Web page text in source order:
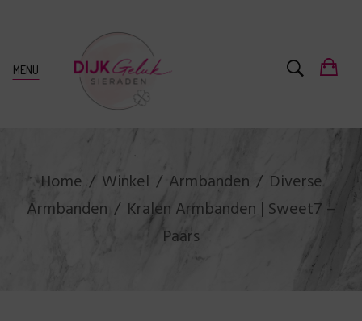
MENU
Home Winkel Armbanden
Diverse
Armbanden
Kralen Armbanden | Sweet7 –
Paars